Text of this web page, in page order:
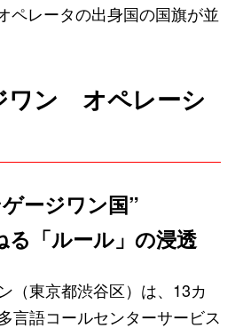
ペレータの出身国の国旗が並
ワン オペレーシ
ージワン国”
る「ルール」の浸透
（東京都渋谷区）は、13カ
言語コールセンターサービス